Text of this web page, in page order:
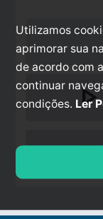
play_arrow
stop
Utilizamos
aprimorar sua
de acordo com
continuar
condições. Ler